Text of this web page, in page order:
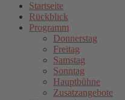
Startseite
Rückblick
Programm
Donnerstag
Freitag
Samstag
Sonntag
Hauptbühne
Zusatzangebote